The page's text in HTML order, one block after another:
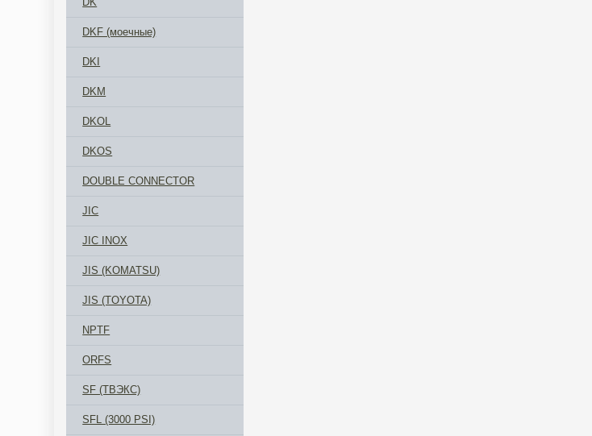
DKF (моечные)
DKI
DKM
DKOL
DKOS
DOUBLE CONNECTOR
JIC
JIC INOX
JIS (KOMATSU)
JIS (TOYOTA)
NPTF
ORFS
SF (ТВЭКС)
SFL (3000 PSI)